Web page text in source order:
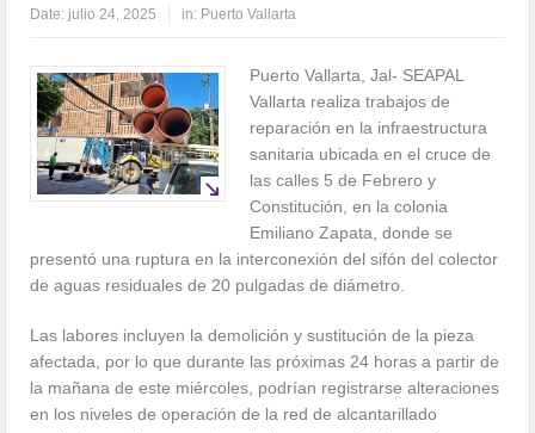
Date: julio 24, 2025 in: Puerto Vallarta
Puerto Vallarta, Jal- SEAPAL
Vallarta realiza trabajos de
reparación en la infraestructura
sanitaria ubicada en el cruce de
las calles 5 de Febrero y
Constitución, en la colonia
Emiliano Zapata, donde se
presentó una ruptura en la interconexión del sifón del colector
de aguas residuales de 20 pulgadas de diámetro.
Las labores incluyen la demolición y sustitución de la pieza
afectada, por lo que durante las próximas 24 horas a partir de
la mañana de este miércoles, podrían registrarse alteraciones
en los niveles de operación de la red de alcantarillado